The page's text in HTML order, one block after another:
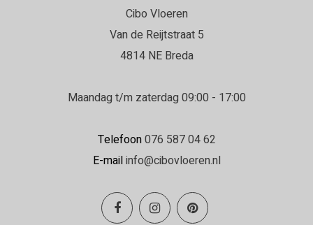
Cibo Vloeren
Van de Reijtstraat 5
4814 NE Breda
Maandag t/m zaterdag 09:00 - 17:00
Telefoon076 587 04 62
E-mailinfo@cibovloeren.nl